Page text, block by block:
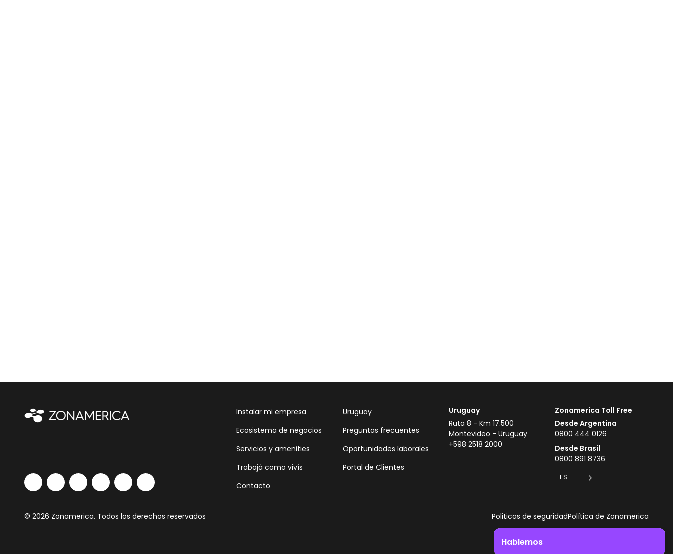
Instalar mi empresa
Ecosistema de negocios
Servicios y amenities
Trabajá como vivís
Contacto
Uruguay
Preguntas frecuentes
Oportunidades laborales
Portal de Clientes
Uruguay
Ruta 8 - Km 17.500
Montevideo - Uruguay
+598 2518 2000
Zonamerica Toll Free
Desde Argentina
0800 444 0126
Desde Brasil
0800 891 8736
ES
© 2026 Zonamerica. Todos los derechos reservados Politicas de seguridadPolítica de Zonamerica
Hablemos